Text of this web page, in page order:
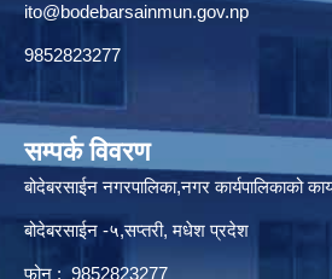
ito@bodebarsainmun.gov.np
9852823277
सम्पर्क विवरण
बोदेबरसाईन नगरपालिका,नगर कार्यपालिकाको
बोदेबरसाईन -५,सप्तरी, मधेश प्रदेश
फोन : 9852823277